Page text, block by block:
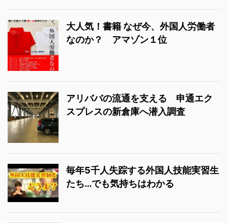
大人気！書籍 なぜ今、外国人労働者
なのか？ アマゾン１位
アリババの流通を支える 申通エク
スプレスの新倉庫へ潜入調査
毎年5千人失踪する外国人技能実習生
たち…でも気持ちはわかる